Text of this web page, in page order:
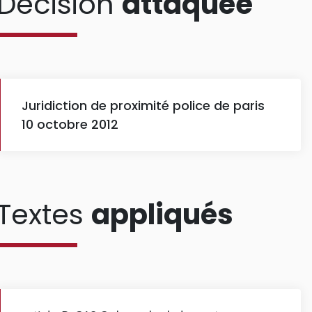
Juridiction de proximité police de paris
10 octobre 2012
appliqués